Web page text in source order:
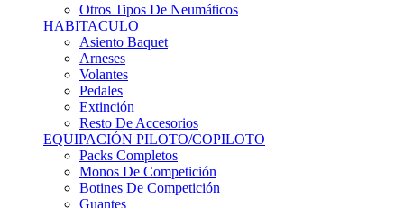
Otros Tipos De Neumáticos
HABITACULO
Asiento Baquet
Arneses
Volantes
Pedales
Extinción
Resto De Accesorios
EQUIPACIÓN PILOTO/COPILOTO
Packs Completos
Monos De Competición
Botines De Competición
Guantes